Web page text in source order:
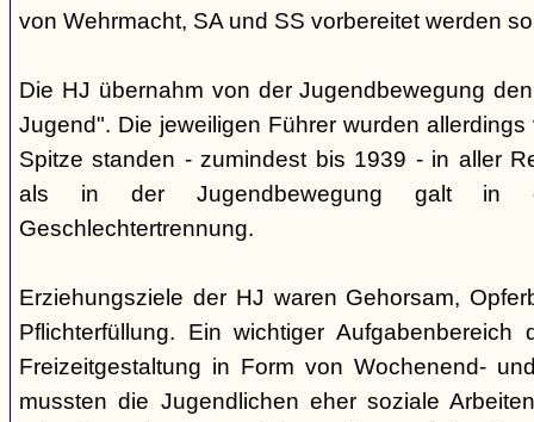
von Wehrmacht, SA und SS vorbereitet werden
Die HJ übernahm von der Jugendbewegung
Jugend". Die jeweiligen Führer wurden
Spitze standen - zumindest bis 1939 - in aller
als in der Jugendbewegung galt in
Geschlechtertrennung.
Erziehungsziele der HJ waren Gehorsam,
Pflichterfüllung. Ein wichtiger
Freizeitgestaltung in Form von Wochenend-
mussten die Jugendlichen eher soziale